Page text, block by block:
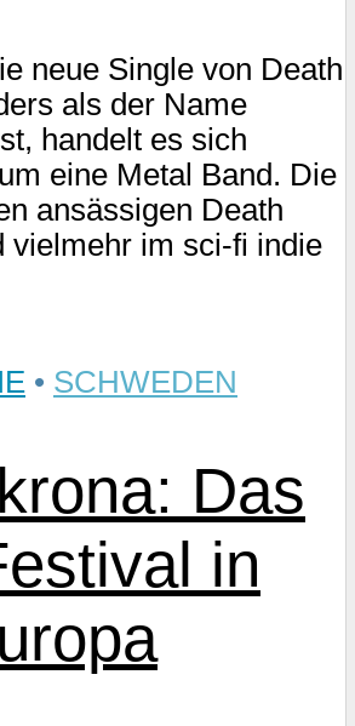
neue Single von Death
als der Name
handelt es sich
eine Metal Band. Die
ansässigen Death
vielmehr im sci-fi indie
• SCHWEDEN
Das
in